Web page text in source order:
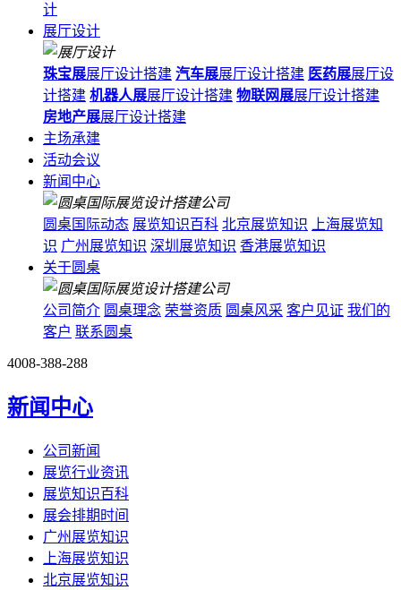
计
展厅设计
珠宝展展厅设计搭建 汽车展展厅设计搭建 医药展展厅设
计搭建 机器人展展厅设计搭建 物联网展展厅设计搭建
房地产展展厅设计搭建
主场承建
活动会议
新闻中心
圆桌国际动态 展览知识百科 北京展览知识
上海展览知
识 广州展览知识 深圳展览知识 香港展览知识
关于圆桌
公司简介 圆桌理念 荣誉资质 圆桌风采 客户见证 我们的
客户 联系圆桌
4008-388-288
新闻中心
公司新闻
展览行业资讯
展览知识百科
展会排期时间
广州展览知识
上海展览知识
北京展览知识